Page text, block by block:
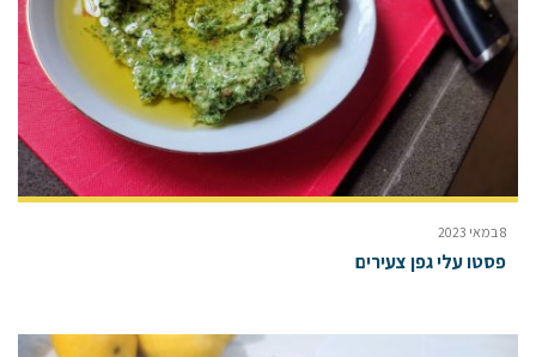
8 במאי 2023
פסטו עלי גפן צעירים